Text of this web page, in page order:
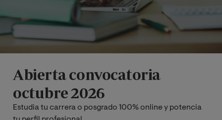
Abierta convocatoria
octubre 2026
Estudia tu carrera o posgrado 100% online y potencia